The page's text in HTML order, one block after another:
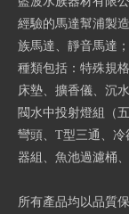
經驗的馬達幫浦製
族馬達、靜音馬達
種類包括：特殊規
床墊、擴香儀、沉
閥水中投射燈組（
彎頭、T型三通、
器組、魚池過濾桶
所有產品均以品質